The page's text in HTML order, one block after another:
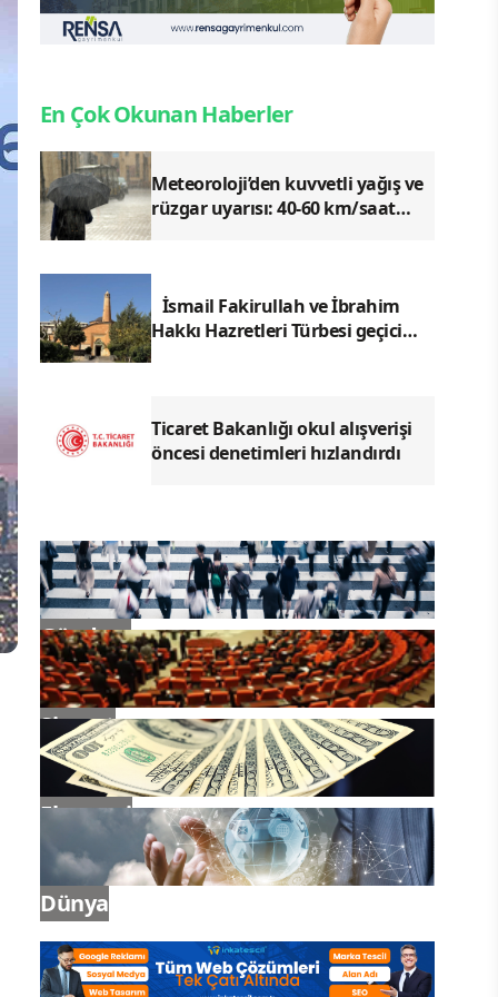
En Çok Okunan Haberler
Meteoroloji’den kuvvetli yağış ve
rüzgar uyarısı: 40-60 km/saat
İsmail Fakirullah ve İbrahim
Hakkı Hazretleri Türbesi geçici
Ticaret Bakanlığı okul alışverişi
öncesi denetimleri hızlandırdı
Gündem
Siyaset
Ekonomi
Dünya